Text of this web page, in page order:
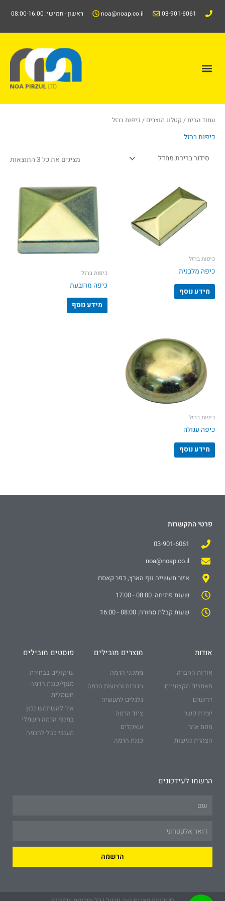
לתוכן
03-901-6061
noa@noap.co.il ראשון - חמישי: 08:00-16:00
תפריט
עמוד הבית/ קטלוג מוצרים / כיפות ברזל
כיפות ברזל
מציגים את כל ⁦3⁩ התוצאות
כיפות ברזל
כיפה מלבנית
מידע נוסף
כיפות ברזל
כיפה מרובעת
מידע נוסף
כיפות ברזל
כיפה עגולה
מידע נוסף
פרטי התקשרות
03-901-6061
noa@noap.co.il
אזור תעשייה נוף הארץ, כפר קאסם
שעות פתיחה: 08:00 - 17:00
שעות קבלת סחורה: 08:00 - 16:00
אודות
אודות החברה
מאמרים מקצועיים
דרושים
יצירת קשר
מפת אתר
הצהרת נגישות
מוצרים מובילים
מתקני הרמה
חגורות ורצועות הרמה
גלגלים לתעשיה
ציוד הרמה
שאקלים
כננת הרמה
פוסטים מובילים
שיקולים בבחירת
מנוף/כננת הרמה
חשמלית
איך להשתמש נכון
במנוף הרמה חשמלי
מענבי כבל להרמה
הרשמו לעידכונים
הרשמה